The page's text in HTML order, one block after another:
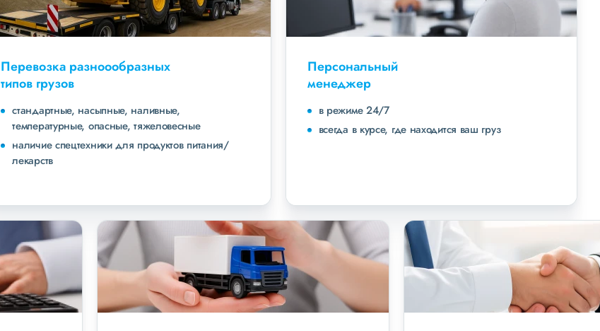
Перевозка разноообразных
типов грузов
стандартные, насыпные, наливные,
температурные, опасные, тяжеловесные
наличие спецтехники для продуктов питания/
лекарств
Персональный
менеджер
в режиме 24/7
всегда в курсе, где находится ваш груз